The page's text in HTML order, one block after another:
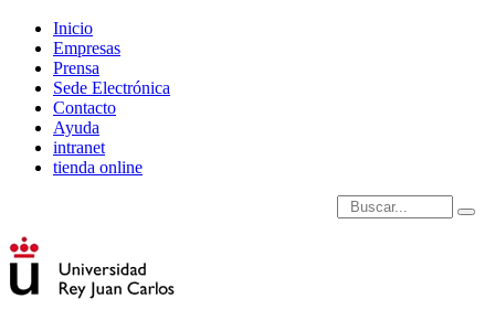
Inicio
Empresas
Prensa
Sede Electrónica
Contacto
Ayuda
intranet
tienda online
Introduce términos de